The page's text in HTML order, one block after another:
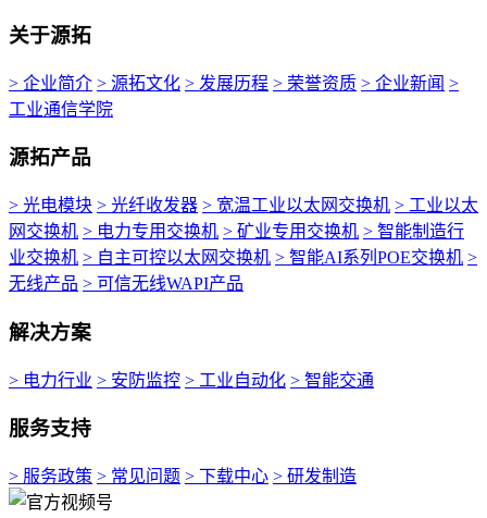
关于源拓
> 企业简介 > 源拓文化 > 发展历程 > 荣誉资质 > 企业新闻 >
工业通信学院
源拓产品
> 光电模块 > 光纤收发器 > 宽温工业以太网交换机 > 工业以太
网交换机 > 电力专用交换机 > 矿业专用交换机 > 智能制造行
业交换机 > 自主可控以太网交换机 > 智能AI系列POE交换机 >
无线产品 > 可信无线WAPI产品
解决方案
> 电力行业 > 安防监控 > 工业自动化 > 智能交通
服务支持
> 服务政策 > 常见问题 > 下载中心 > 研发制造